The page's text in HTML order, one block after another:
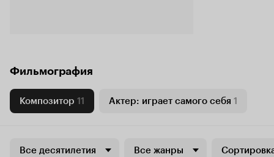
Фильмография
Композитор 11 Актер: играет самого себя 1
Все десятилетия Все жанры